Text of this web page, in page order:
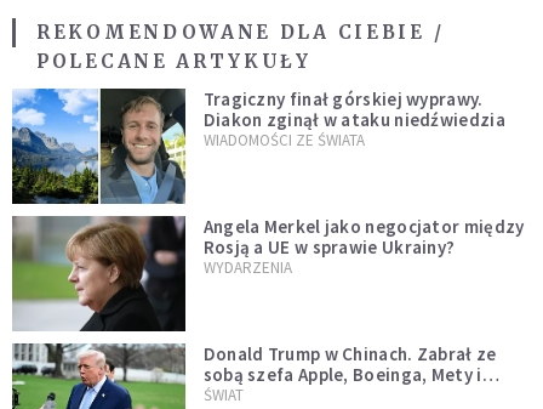
REKOMENDOWANE DLA CIEBIE /
POLECANE ARTYKUŁY
Tragiczny finał górskiej wyprawy.
Diakon zginął w ataku niedźwiedzia
WIADOMOŚCI ZE ŚWIATA
Angela Merkel jako negocjator między
Rosją a UE w sprawie Ukrainy?
WYDARZENIA
Donald Trump w Chinach. Zabrał ze
sobą szefa Apple, Boeinga, Mety i
Muska
ŚWIAT